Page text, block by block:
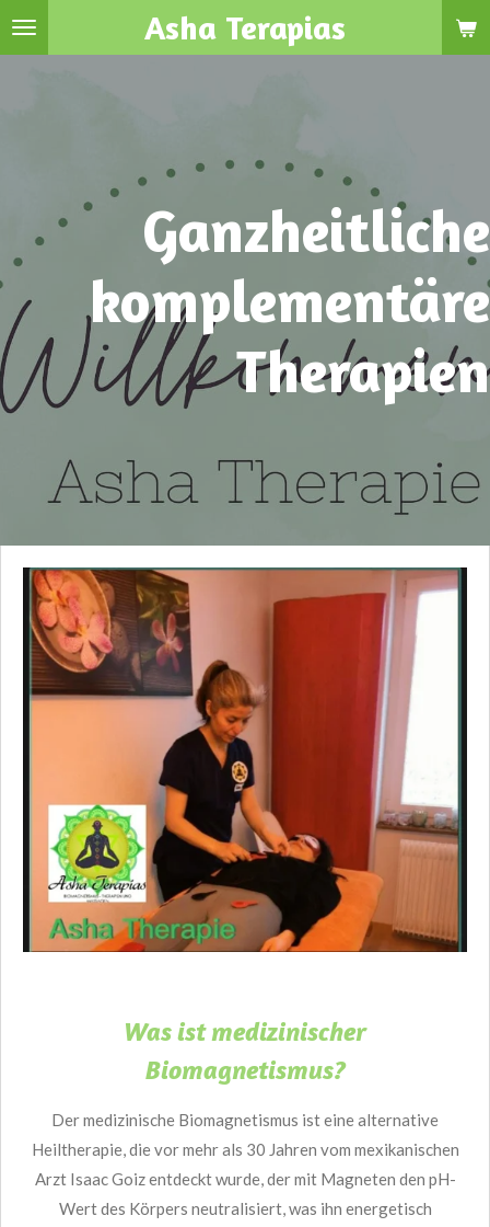
Zum
Hauptinhalt
Asha Terapias
Ganzheitliche
komplementäre
Therapien
Was ist medizinischer
Biomagnetismus?
Der medizinische Biomagnetismus ist eine alternative
Heiltherapie, die vor mehr als 30 Jahren vom mexikanischen
Arzt Isaac Goiz entdeckt wurde, der mit Magneten den pH-
Wert des Körpers neutralisiert, was ihn energetisch